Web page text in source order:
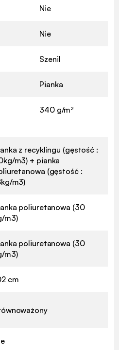
Nie
Nie
Szenil
Pianka
340 g/m²
z recyklingu (gęstość :
m3) + pianka
(gęstość :
m3)
poliuretanowa (30
m3)
poliuretanowa (30
m3)
cm